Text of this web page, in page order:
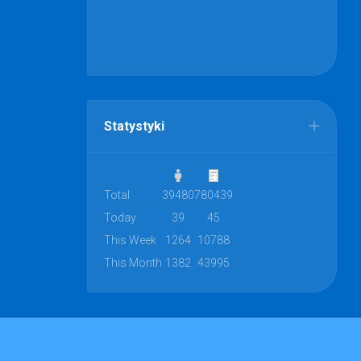
Statystyki
Total 39480780439
Today
39
45
This Week
1264 10788
This Month 1382 43995